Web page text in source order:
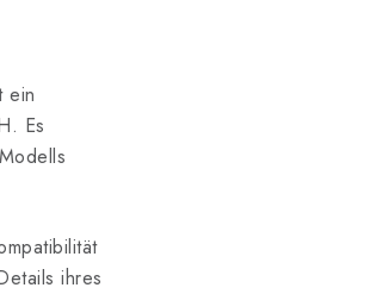
ein
Es
ihres